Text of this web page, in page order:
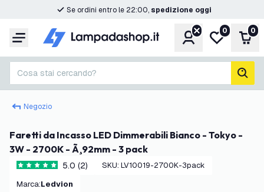
Se ordini entro le 22:00, spedizione oggi
Menu Account
Lista
0 0
Cosa stai cercando?
Negozio
Faretti da Incasso LED Dimmerabili Bianco - Tokyo -
3W - 2700K - Ã¸92mm - 3 pack
5 stelle di valutazione
5.0 (2) SKU: LV10019-2700K-3pack
Marca: Ledvion